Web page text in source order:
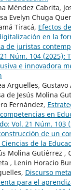
Méndez Cabrita,
Evelyn Chuga
Tiracá, Efectos
en la
de juristas
Núm. 104 (2025):
e innovadora
Arguelles,
de Jesús Molina
Fernández,
en
Vol. 21 Núm. 103
de un
de la
Molina Gutiérrez ,
, Lenin Horacio
Discurso
para el